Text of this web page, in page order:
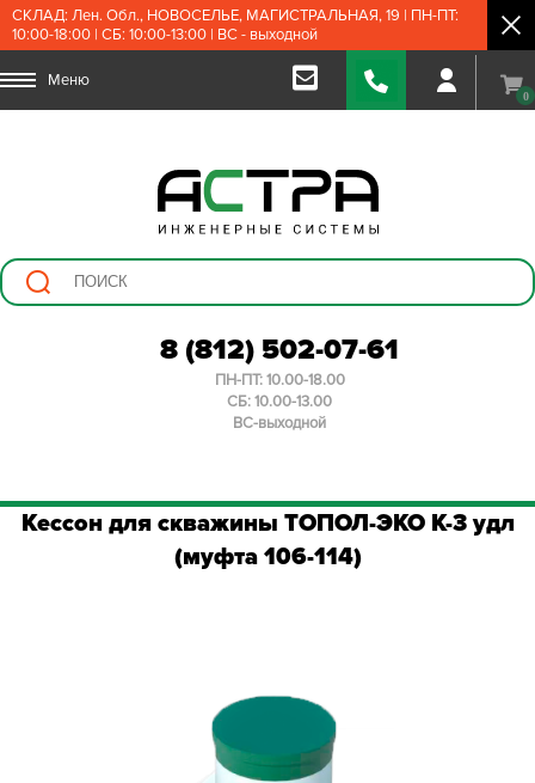
СКЛАД: Лен. Обл., НОВОСЕЛЬЕ, МАГИСТРАЛЬНАЯ, 19 | ПН-ПТ:
10:00-18:00 | СБ: 10:00-13:00 | ВС - выходной
Меню
0
8 (812) 502-07-61
ПН-ПТ: 10.00-18.00
СБ: 10.00-13.00
ВС-выходной
Кессон для скважины ТОПОЛ-ЭКО К-3 удл
(муфта 106-114)